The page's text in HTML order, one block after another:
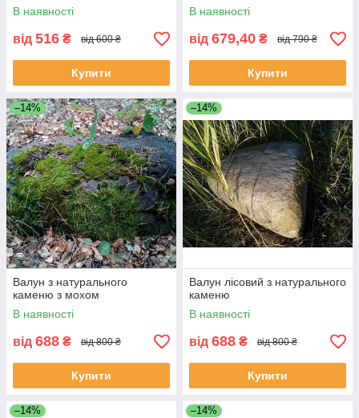
В наявності
від 516 ₴ від 600 ₴
Купити
В наявності
від 679,40 ₴ від 790 ₴
Купити
–14%
Валун з натурального
каменю з мохом
В наявності
від 688 ₴ від 800 ₴
Купити
–14%
Валун лісовий з натурального
каменю
В наявності
від 688 ₴ від 800 ₴
Купити
–14% –14%